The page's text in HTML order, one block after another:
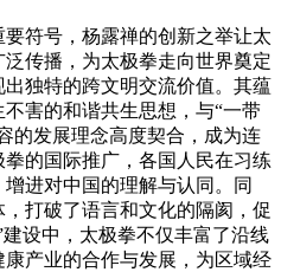
符号，杨露禅的创新之举让太
传播，为太极拳走向世界奠定
独特的跨文明交流价值。其蕴
害的和谐共生思想，与“一带
的发展理念高度契合，成为连
的国际推广，各国人民在习练
进对中国的理解与认同。同
打破了语言和文化的隔阂，促
设中，太极拳不仅丰富了沿线
产业的合作与发展，为区域经